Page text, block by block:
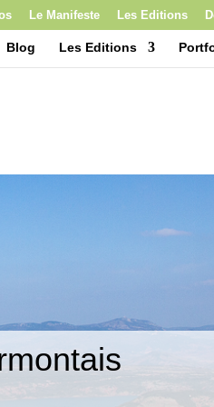
Le Manifeste Les Editions
Blog Les Editions